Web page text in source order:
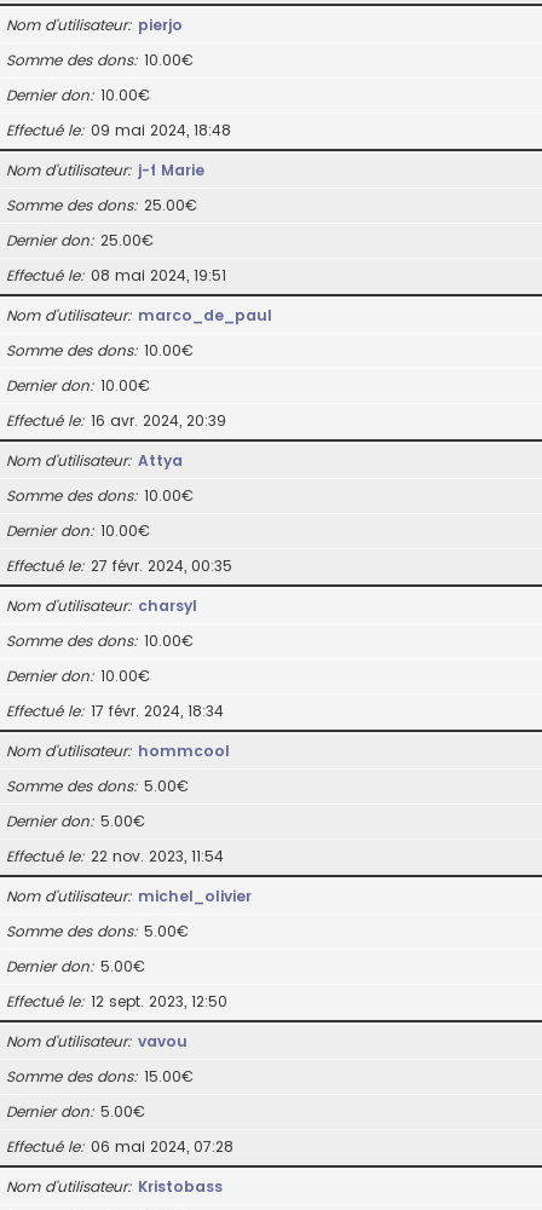
Nom d’utilisateur pierjo
Somme des dons 10.00€
Dernier don 10.00€
Effectué le 09 mai 2024, 18:48
Nom d’utilisateur j-f Marie
Somme des dons 25.00€
Dernier don 25.00€
Effectué le 08 mai 2024, 19:51
Nom d’utilisateur marco_de_paul
Somme des dons 10.00€
Dernier don 10.00€
Effectué le 16 avr. 2024, 20:39
Nom d’utilisateur Attya
Somme des dons 10.00€
Dernier don 10.00€
Effectué le 27 févr. 2024, 00:35
Nom d’utilisateur charsyl
Somme des dons 10.00€
Dernier don 10.00€
Effectué le 17 févr. 2024, 18:34
Nom d’utilisateur hommcool
Somme des dons 5.00€
Dernier don 5.00€
Effectué le 22 nov. 2023, 11:54
Nom d’utilisateur michel_olivier
Somme des dons 5.00€
Dernier don 5.00€
Effectué le 12 sept. 2023, 12:50
Nom d’utilisateur vavou
Somme des dons 15.00€
Dernier don 5.00€
Effectué le 06 mai 2024, 07:28
Nom d’utilisateur Kristobass